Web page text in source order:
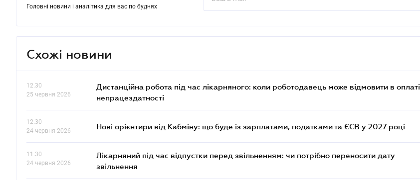
Головні новини і аналітика для вас по буднях
Схожі новини
12.30
25 червня 2026
Дистанційна робота під час лікарняного: коли роботодавець може відмовити в оплаті
непрацездатності
12.30
24 червня 2026
Нові орієнтири від Кабміну: що буде із зарплатами, податками та ЄСВ у 2027 році
11.30
24 червня 2026
Лікарняний під час відпустки перед звільненням: чи потрібно переносити дату
звільнення